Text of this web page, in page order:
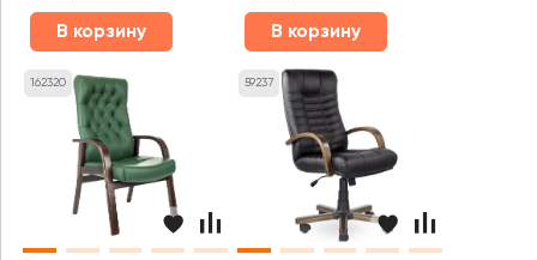
В корзину В корзину
162320 59237